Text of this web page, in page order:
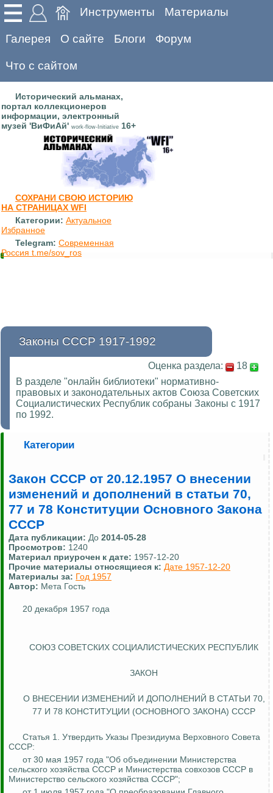
Инструменты Материалы
Галерея О сайте Блоги Форум
Что с сайтом
Исторический альманах,
портал коллекционеров
информации, электронный
музей 'ВиФиАй' work-flow-Initiative 16+
СОХРАНИ СВОЮ ИСТОРИЮ
НА СТРАНИЦАХ WFI
Категории: Актуальное
Избранное
Telegram: Современная
Россия t.me/sov_ros
Законы СССР 1917-1992
Оценка раздела:
18
В разделе "онлайн библиотеки" нормативно-
правовых и законодательных актов Союза Советских
Социалистических Республик собраны Законы с 1917
по 1992.
Категории
Закон СССР от 20.12.1957 О внесении
изменений и дополнений в статьи 70,
77 и 78 Конституции Основного Закона
СССР
Дата публикации: До 2014-05-28
Просмотров: 1240
Материал приурочен к дате: 1957-12-20
Прочие материалы относящиеся к: Дате 1957-12-20
Материалы за: Год 1957
Автор: Мета Гость
20 декабря 1957 года
СОЮЗ СОВЕТСКИХ СОЦИАЛИСТИЧЕСКИХ РЕСПУБЛИК
ЗАКОН
О ВНЕСЕНИИ ИЗМЕНЕНИЙ И ДОПОЛНЕНИЙ В СТАТЬИ 70,
77 И 78 КОНСТИТУЦИИ (ОСНОВНОГО ЗАКОНА) СССР
Статья 1. Утвердить Указы Президиума Верховного Совета
СССР:
от 30 мая 1957 года "Об объединении Министерства
сельского хозяйства СССР и Министерства совхозов СССР в
Министерство сельского хозяйства СССР";